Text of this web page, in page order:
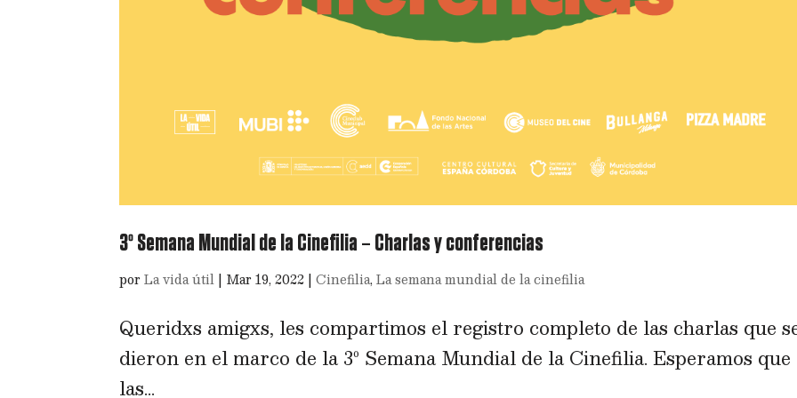
3º Semana Mundial de la Cinefilia – Charlas y conferencias
porLa vida útil | Mar 19, 2022 |Cinefilia,La semana mundial de la cinefilia
Queridxs amigxs, les compartimos el registro completo de las charlas que
dieron en el marco de la 3º Semana Mundial de la Cinefilia. Esperamos que
las...